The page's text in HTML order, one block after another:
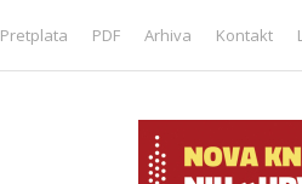
Pretplata PDF Arhiva Kontakt